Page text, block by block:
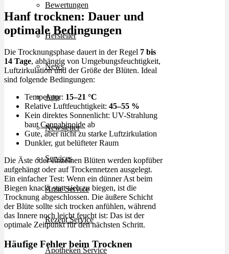
Bewertungen
Hersteller
News
App
Newsletter
Services
Ärzte Service
Rezept Service
Apotheken Service
Hanf trocknen: Dauer und
optimale Bedingungen
Die Trocknungsphase dauert in der Regel 7 bis
14 Tage, abhängig von Umgebungsfeuchtigkeit,
Luftzirkulation und der Größe der Blüten. Ideal
sind folgende Bedingungen:
Temperatur: 15–21 °C
Relative Luftfeuchtigkeit: 45–55 %
Kein direktes Sonnenlicht: UV-Strahlung
bautCannabinoide ab
Gute, aber nicht zu starke Luftzirkulation
Dunkler, gut belüfteter Raum
Die Äste oder einzelnen Blüten werden kopfüber
aufgehängt oder auf Trockennetzen ausgelegt.
Ein einfacher Test: Wenn ein dünner Ast beim
Biegen knackt statt sich zu biegen, ist die
Trocknung abgeschlossen. Die äußere Schicht
der Blüte sollte sich trocken anfühlen, während
das Innere noch leicht feucht ist: Das ist der
optimale Zeitpunkt für den nächsten Schritt.
Häufige Fehler beim Trocknen